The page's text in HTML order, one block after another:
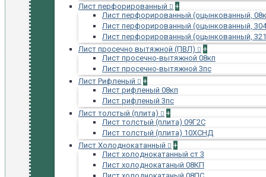
Лист перфорированный
+
Лист перфорированный (оцынкованный,
Лист перфорированный (оцынкованный,
Лист перфорированный (оцынкованный,
Лист просечно вытяжной (ПВЛ)
+
Лист просечно-вытяжной 08кп
Лист просечно-вытяжной 3пс
Лист Рифленый
+
Лист рифленый 08кп
Лист рифленый 3пс
Лист толстый (плита)
+
Лист толстый (плита) 09Г2С
Лист толстый (плита) 10ХСНД
Лист Холоднокатанный
+
Лист холоднокатанный ст 3
Лист холоднокатаный 08КП